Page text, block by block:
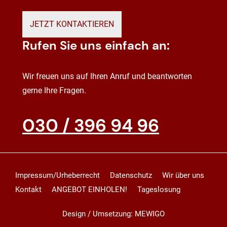
JETZT KONTAKTIEREN
Rufen Sie uns einfach an:
Wir freuen uns auf Ihren Anruf und beantworten
gerne Ihre Fragen.
030 / 396 94 96
Impressum/Urheberrecht Datenschutz
Wir über uns
Kontakt
ANGEBOT EINHOLEN! Tageslosung
Design / Umsetzung: MEWIGO